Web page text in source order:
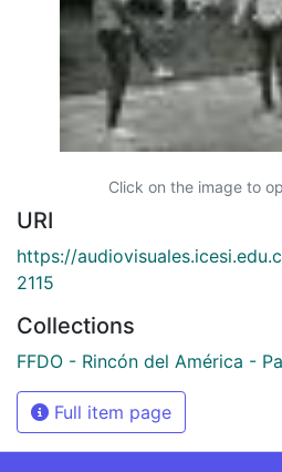
Click on the image to
URI
https://
2115
Collections
FFDO - Rincón del América -
Full item page